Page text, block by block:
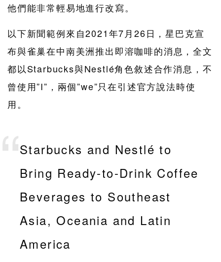
他們能非常輕易地進行改寫。
以下新聞範例來自2021年7月26日，星巴克宣
布與雀巢在中南美洲推出即溶咖啡的消息，全文
都以Starbucks與Nestlé角色敘述合作消息，不
曾使用”I”，兩個”we”只在引述官方說法時使
用。
Starbucks and Nestlé to
Bring Ready-to-Drink Coffee
Beverages to Southeast
Asia, Oceania and Latin
America